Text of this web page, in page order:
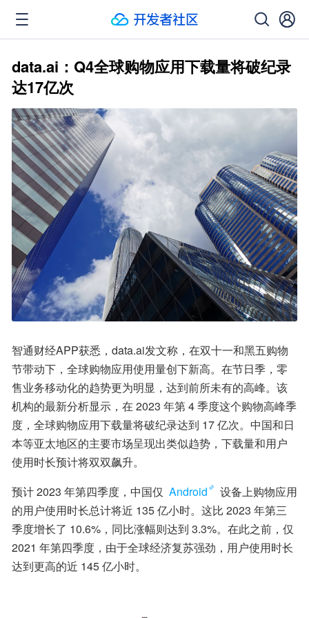
data.ai：Q4全球购物应用下载量将破纪录
达17亿次
智通财经APP获悉，data.ai发文称，在双十一和黑五购物
节带动下，全球购物应用使用量创下新高。在节日季，零
售业务移动化的趋势更为明显，达到前所未有的高峰。该
机构的最新分析显示，在 2023 年第 4 季度这个购物高峰季
度，全球购物应用下载量将破纪录达到 17 亿次。中国和日
本等亚太地区的主要市场呈现出类似趋势，下载量和用户
使用时长预计将双双飙升。
预计 2023 年第四季度，中国仅 Android
设备上购物应用
的用户使用时长总计将近 135 亿小时。这比 2023 年第三
季度增长了 10.6%，同比涨幅则达到 3.3%。在此之前，仅
2021 年第四季度，由于全球经济复苏强劲，用户使用时长
达到更高的近 145 亿小时。